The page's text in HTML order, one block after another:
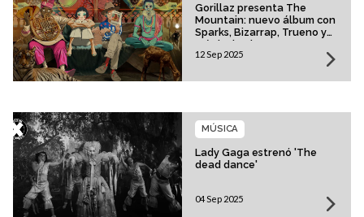
Gorillaz presenta The
Mountain: nuevo álbum con
Sparks, Bizarrap, Trueno y
más invitados
12 Sep 2025
Lady Gaga estrenó 'The
dead dance'
MÚSICA
04 Sep 2025